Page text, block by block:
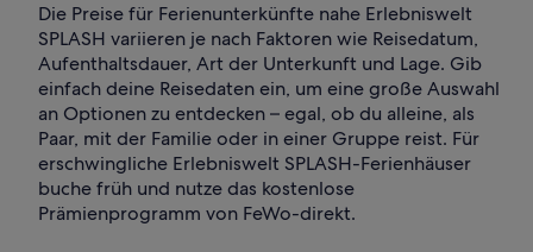
Die Preise für Ferienunterkünfte nahe Erlebniswelt
SPLASH variieren je nach Faktoren wie Reisedatum,
Aufenthaltsdauer, Art der Unterkunft und Lage. Gib
einfach deine Reisedaten ein, um eine große Auswahl
an Optionen zu entdecken – egal, ob du alleine, als
Paar, mit der Familie oder in einer Gruppe reist. Für
erschwingliche Erlebniswelt SPLASH-Ferienhäuser
buche früh und nutze das kostenlose
Prämienprogramm von FeWo-direkt.